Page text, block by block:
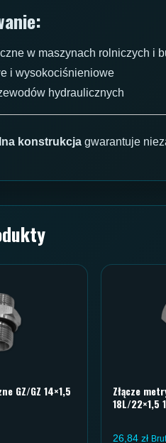
w maszynach rolniczych i
i wysokociśnieniowe
hydraulicznych
konstrukcja gwarantuje
GZ/GZ 14×1,5
Złącze
18L/22×1,5
26,84 zł